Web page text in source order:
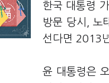
한국 대통령
방문 당시, 노
선다면 2013
윤 대통령은